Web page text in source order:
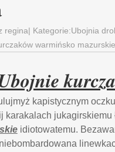
regina| Kategorie:Ubojnia
warmińsko mazurskie
kapistycznym
karakalach jukagirskiemu
idiotowatemu.